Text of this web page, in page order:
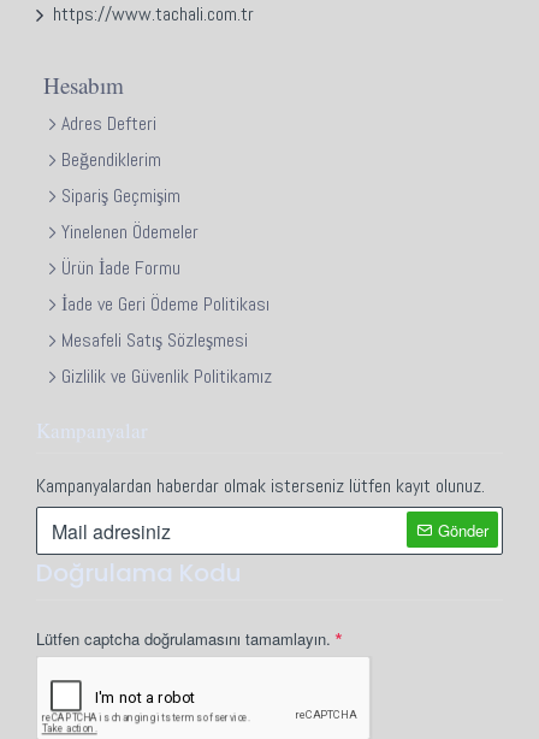
https://www.tachali.com.tr
Hesabım
Adres Defteri
Beğendiklerim
Sipariş Geçmişim
Yinelenen Ödemeler
Ürün İade Formu
İade ve Geri Ödeme Politikası
Mesafeli Satış Sözleşmesi
Gizlilik ve Güvenlik Politikamız
Kampanyalar
Kampanyalardan haberdar olmak isterseniz lütfen kayıt olunuz.
Gönder
Doğrulama Kodu
Lütfen captcha doğrulamasını tamamlayın.